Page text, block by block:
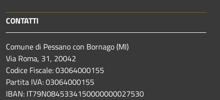
CONTATTI
Comune di Pessano con Bornago (MI)
Via Roma, 31, 20042
Codice Fiscale: 03064000155
Partita IVA: 03064000155
IBAN: IT79N0845334150000000027530